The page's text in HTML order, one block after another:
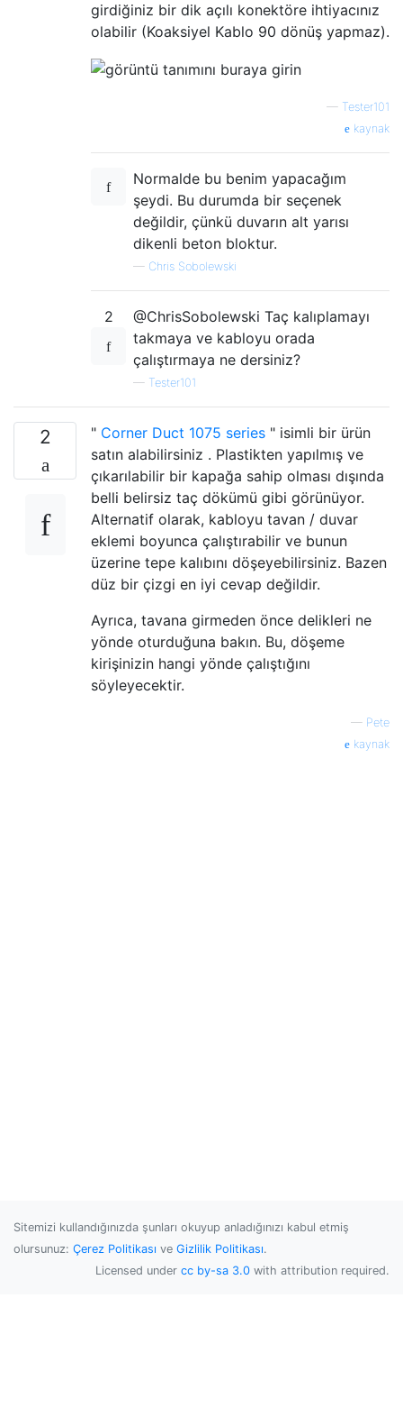
girdiğiniz bir dik açılı konektöre ihtiyacınız
olabilir (Koaksiyel Kablo 90 dönüş yapmaz).
— Tester101
kaynak
Normalde bu benim yapacağım
şeydi. Bu durumda bir seçenek
değildir, çünkü duvarın alt yarısı
dikenli beton bloktur.
— Chris Sobolewski
2
@ChrisSobolewski Taç kalıplamayı
takmaya ve kabloyu orada
çalıştırmaya ne dersiniz?
— Tester101
2 " Corner Duct 1075 series " isimli bir ürün
satın alabilirsiniz . Plastikten yapılmış ve
çıkarılabilir bir kapağa sahip olması dışında
belli belirsiz taç dökümü gibi görünüyor.
Alternatif olarak, kabloyu tavan / duvar
eklemi boyunca çalıştırabilir ve bunun
üzerine tepe kalıbını döşeyebilirsiniz. Bazen
düz bir çizgi en iyi cevap değildir.
Ayrıca, tavana girmeden önce delikleri ne
yönde oturduğuna bakın. Bu, döşeme
kirişinizin hangi yönde çalıştığını
söyleyecektir.
— Pete
kaynak
Sitemizi kullandığınızda şunları okuyup anladığınızı kabul etmiş
olursunuz: Çerez Politikası ve Gizlilik Politikası.
Licensed under cc by-sa 3.0 with attribution required.